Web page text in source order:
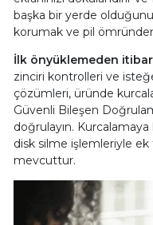
başka bir yerde
korumak ve pil
İlk önyüklemeden
zinciri kontrolleri ve
çözümleri, üründe
Güvenli Bileşen
doğrulayın. Kurcalamaya
disk silme işlemleriyle
mevcuttur.